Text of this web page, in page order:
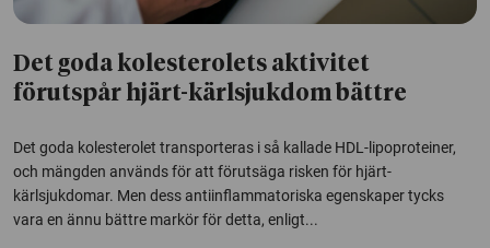
Det goda kolesterolets aktivitet
förutspår hjärt-kärlsjukdom bättre
Det goda kolesterolet transporteras i så kallade HDL-lipoproteiner,
och mängden används för att förutsäga risken för hjärt-
kärlsjukdomar. Men dess antiinflammatoriska egenskaper tycks
vara en ännu bättre markör för detta, enligt...